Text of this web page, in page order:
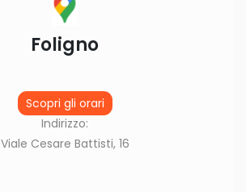
Foligno
Scopri gli orari
Indirizzo:
Viale Cesare Battisti, 16